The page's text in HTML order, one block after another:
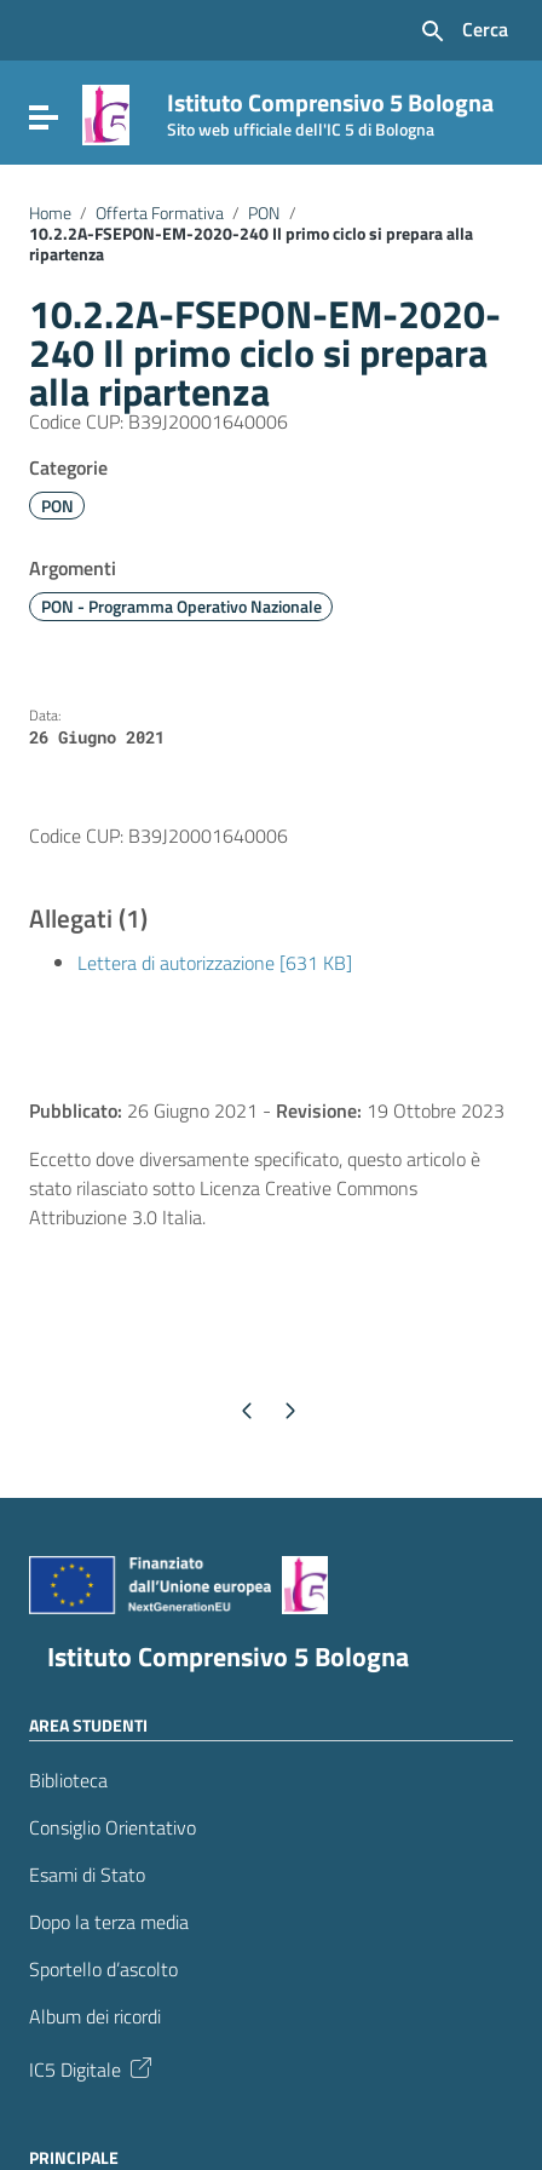
Vai al footer
Cerca
Attiva / disattiva la navigazione
Istituto Comprensivo 5 Bologna
Sito web ufficiale dell'IC 5 di Bologna
Home / Offerta Formativa / PON /
10.2.2A-FSEPON-EM-2020-240 Il primo ciclo si prepara alla
ripartenza
10.2.2A-FSEPON-EM-2020-
240 Il primo ciclo si prepara
alla ripartenza
Codice CUP: B39J20001640006
Categorie
PON
Argomenti
PON - Programma Operativo Nazionale
Data:
26 Giugno 2021
Codice CUP: B39J20001640006
Allegati (1)
Lettera di autorizzazione [631 KB]
Pubblicato: 26 Giugno 2021 - Revisione: 19 Ottobre 2023
Eccetto dove diversamente specificato, questo articolo è
stato rilasciato sotto Licenza Creative Commons
Attribuzione 3.0 Italia.
Pagina precedente
Pagina successiva
Istituto Comprensivo 5 Bologna
AREA STUDENTI
Biblioteca
Consiglio Orientativo
Esami di Stato
Dopo la terza media
Sportello d’ascolto
Album dei ricordi
IC5 Digitale
PRINCIPALE